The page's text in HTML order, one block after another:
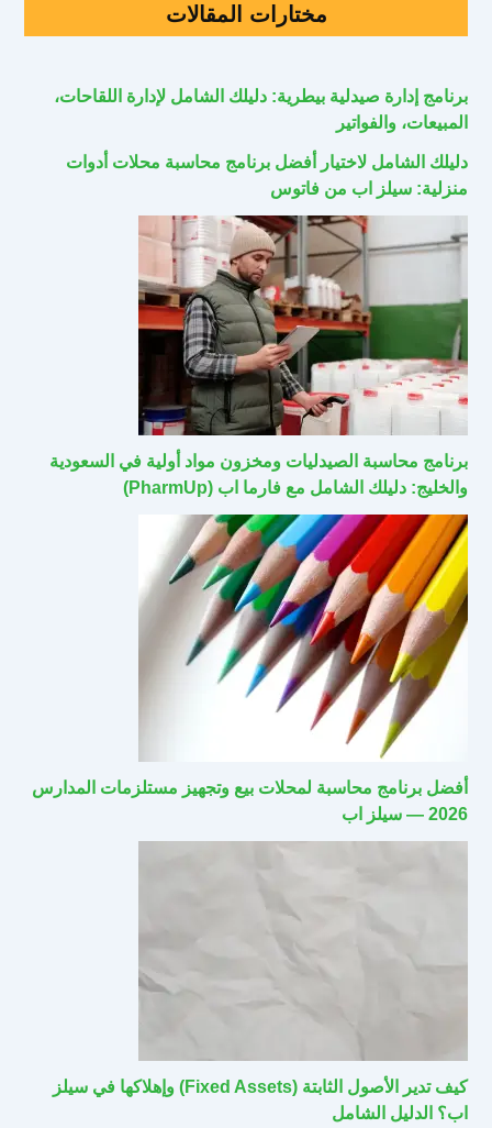
مختارات المقالات
برنامج إدارة صيدلية بيطرية: دليلك الشامل لإدارة اللقاحات،
المبيعات، والفواتير
دليلك الشامل لاختيار أفضل برنامج محاسبة محلات أدوات
منزلية: سيلز اب من فاتوس
برنامج محاسبة الصيدليات ومخزون مواد أولية في السعودية
والخليج: دليلك الشامل مع فارما اب (PharmUp)
أفضل برنامج محاسبة لمحلات بيع وتجهيز مستلزمات المدارس
2026 — سيلز اب
كيف تدير الأصول الثابتة (Fixed Assets) وإهلاكها في سيلز
اب؟ الدليل الشامل